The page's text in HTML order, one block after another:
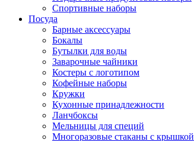
Спортивные наборы
Посуда
Барные аксессуары
Бокалы
Бутылки для воды
Заварочные чайники
Костеры с логотипом
Кофейные наборы
Кружки
Кухонные принадлежности
Ланчбоксы
Мельницы для специй
Многоразовые стаканы с крышкой